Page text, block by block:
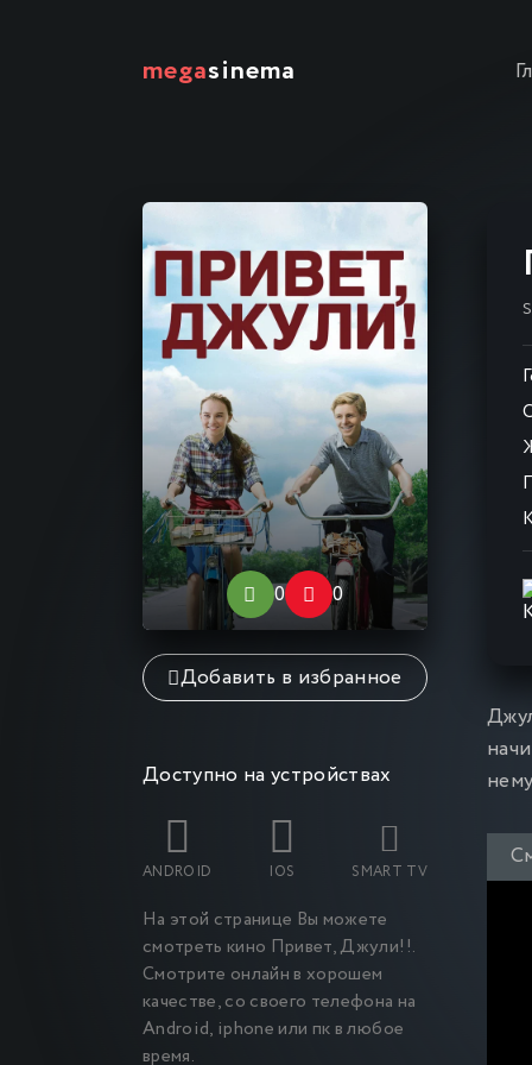
megasinema
0
0 0
Добавить в избранное
Доступно на устройствах
ANDROID IOS SMART TV
На этой странице Вы можете
смотреть кино Привет, Джули! !.
Смотрите онлайн в хорошем
качестве, со своего телефона на
Android, iphone или пк в любое
время.